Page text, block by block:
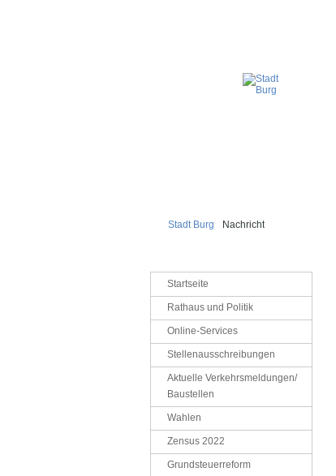
Stadt Burg Nachricht
Navigation
überspringen
Startseite
Rathaus und Politik
Online-Services
Stellenausschreibungen
Aktuelle Verkehrsmeldungen/
Baustellen
Wahlen
Zensus 2022
Grundsteuerreform